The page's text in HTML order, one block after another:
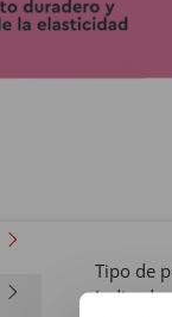
Tipo de
Indicado